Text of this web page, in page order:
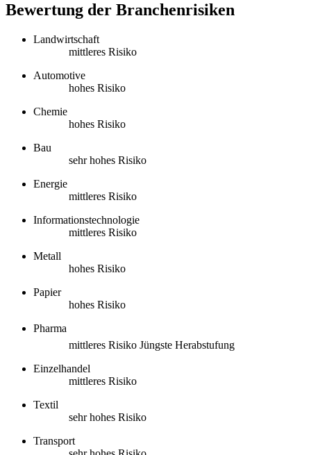
Bewertung der Branchenrisiken
Landwirtschaft
mittleres Risiko
Automotive
hohes Risiko
Chemie
hohes Risiko
Bau
sehr hohes Risiko
Energie
mittleres Risiko
Informationstechnologie
mittleres Risiko
Metall
hohes Risiko
Papier
hohes Risiko
Pharma
mittleres Risiko Jüngste Herabstufung
Einzelhandel
mittleres Risiko
Textil
sehr hohes Risiko
Transport